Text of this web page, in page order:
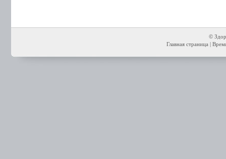
©
Главная страница|